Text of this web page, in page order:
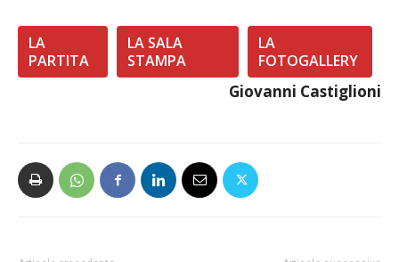
LA
PARTITA
LA SALA
STAMPA
LA
FOTOGALLERY
Giovanni Castiglioni